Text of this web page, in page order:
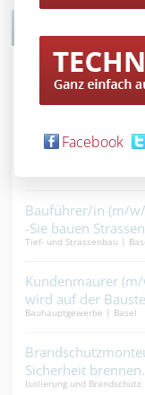
Projektleiter:in
Baustelle im Griff,
Bauführer/in (m/w/
-Sie bauen
Tief- und Strassenbau |
Kundenmaurer
wird auf der
Bauhauptgewerbe | Basel
Sicherheit brennen.
Isolierung und
Facebook